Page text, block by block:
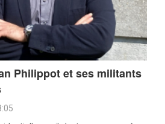
Philippot et ses militants